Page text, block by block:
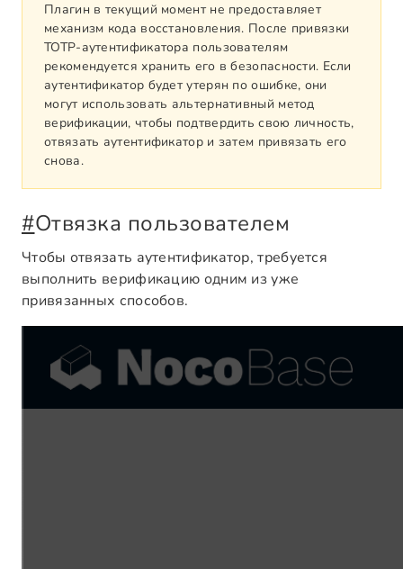
Плагин в текущий момент не предоставляет
механизм кода восстановления. После привязки
TOTP-аутентификатора пользователям
рекомендуется хранить его в безопасности. Если
аутентификатор будет утерян по ошибке, они
могут использовать альтернативный метод
верификации, чтобы подтвердить свою личность,
отвязать аутентификатор и затем привязать его
снова.
#Отвязка пользователем
Чтобы отвязать аутентификатор, требуется
выполнить верификацию одним из уже
привязанных способов.